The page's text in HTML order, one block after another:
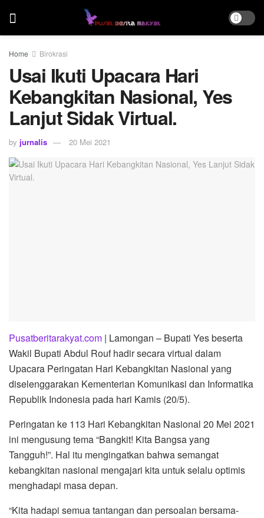
Home Birokrasi
Usai Ikuti Upacara Hari
Kebangkitan Nasional, Yes
Lanjut Sidak Virtual.
by jurnalis 20 Mei 2021
Pusatberitarakyat.com | Lamongan – Bupati Yes beserta
Wakil Bupati Abdul Rouf hadir secara virtual dalam
Upacara Peringatan Hari Kebangkitan Nasional yang
diselenggarakan Kementerian Komunikasi dan Informatika
Republik Indonesia pada hari Kamis (20/5).
Peringatan ke 113 Hari Kebangkitan Nasional 20 Mei 2021
ini mengusung tema “Bangkit! Kita Bangsa yang
Tangguh!”. Hal itu mengingatkan bahwa semangat
kebangkitan nasional mengajari kita untuk selalu optimis
menghadapi masa depan.
“Kita hadapi semua tantangan dan persoalan bersama-